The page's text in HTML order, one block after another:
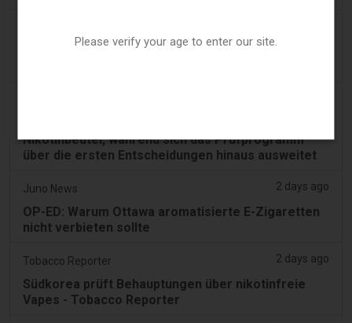
Vape Station bietet Lost Mary 15.000 Puffs in den
Nikotinbeutel, während sich das Prüfprogramm
über die ersten Entscheidungen hinaus ausweitet
Juno News 2 days ago
OP-ED: Warum Ottawa aromatisierte E-Zigaretten
nicht verbieten sollte
Tobacco Reporter 2 days ago
Südkorea prüft Behauptungen über nikotinfreie
Vapes - Tobacco Reporter
Please verify your age to enter our site.